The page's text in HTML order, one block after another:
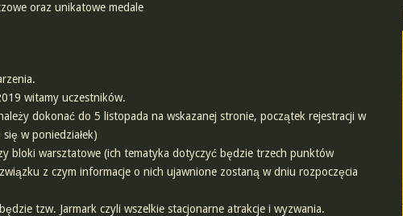
oraz unikatowe medale
witamy uczestników.
dokonać do 5 listopada na wskazanej stronie, początek rejestracji w
w poniedziałek)
bloki warsztatowe (ich tematyka dotyczyć będzie trzech punktów
z czym informacje o nich ujawnione zostaną w dniu rozpoczęcia
tzw. Jarmark czyli wszelkie stacjonarne atrakcje i wyzwania.